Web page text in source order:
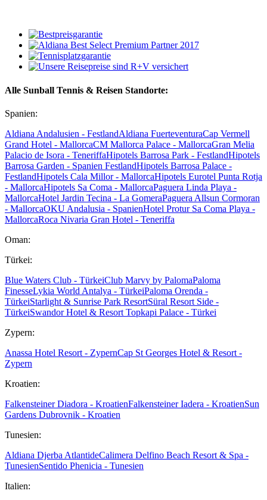
Alle Sunball Tennis & Reisen Standorte:
Spanien:
Aldiana Andalusien - FestlandAldiana FuerteventuraCap Vermell
Grand Hotel - MallorcaCM Mallorca Palace - MallorcaGran Melia
Palacio de Isora - TeneriffaHipotels Barrosa Park - FestlandHipotels
Barrosa Garden - Spanien FestlandHipotels Barrosa Palace -
FestlandHipotels Cala Millor - MallorcaHipotels Eurotel Punta Rotja
- MallorcaHipotels Sa Coma - MallorcaPaguera Linda Playa -
MallorcaHotel Jardin Tecina - La GomeraPaguera Allsun Cormoran
- MallorcaOKU Andalusia - SpanienHotel Protur Sa Coma Playa -
MallorcaRoca Nivaria Gran Hotel - Teneriffa
Oman:
Türkei:
Blue Waters Club - TürkeiClub Marvy by PalomaPaloma
FinesseLykia World Antalya - TürkeiPaloma Orenda -
TürkeiStarlight & Sunrise Park ResortSüral Resort Side -
TürkeiSwandor Hotel & Resort Topkapi Palace - Türkei
Zypern:
Anassa Hotel Resort - ZypernCap St Georges Hotel & Resort -
Zypern
Kroatien:
Falkensteiner Diadora - KroatienFalkensteiner Iadera - KroatienSun
Gardens Dubrovnik - Kroatien
Tunesien:
Aldiana Djerba AtlantideCalimera Delfino Beach Resort & Spa -
TunesienSentido Phenicia - Tunesien
Italien: